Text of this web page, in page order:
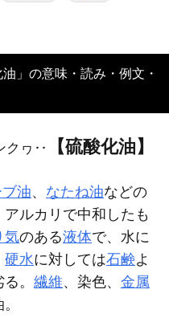
油」の意味・読み・例文・
クヮ‥ 【硫酸化油】
油、 なたね油などの
ルカリで中和したも
気のある液体で、水に
硬水に対しては石鹸よ
。 繊維、染色、 金属